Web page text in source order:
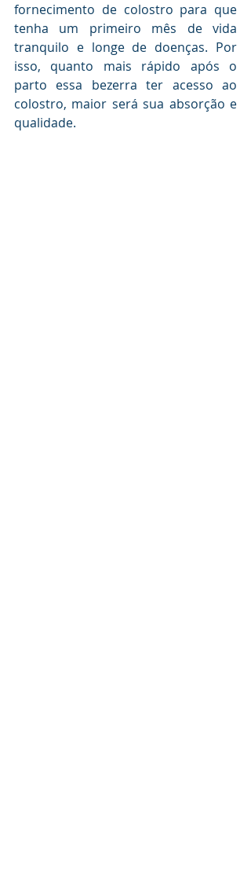
fornecimento de colostro para que
tenha um primeiro mês de vida
tranquilo e longe de doenças. Por
isso, quanto mais rápido após o
parto essa bezerra ter acesso ao
colostro, maior será sua absorção e
qualidade.